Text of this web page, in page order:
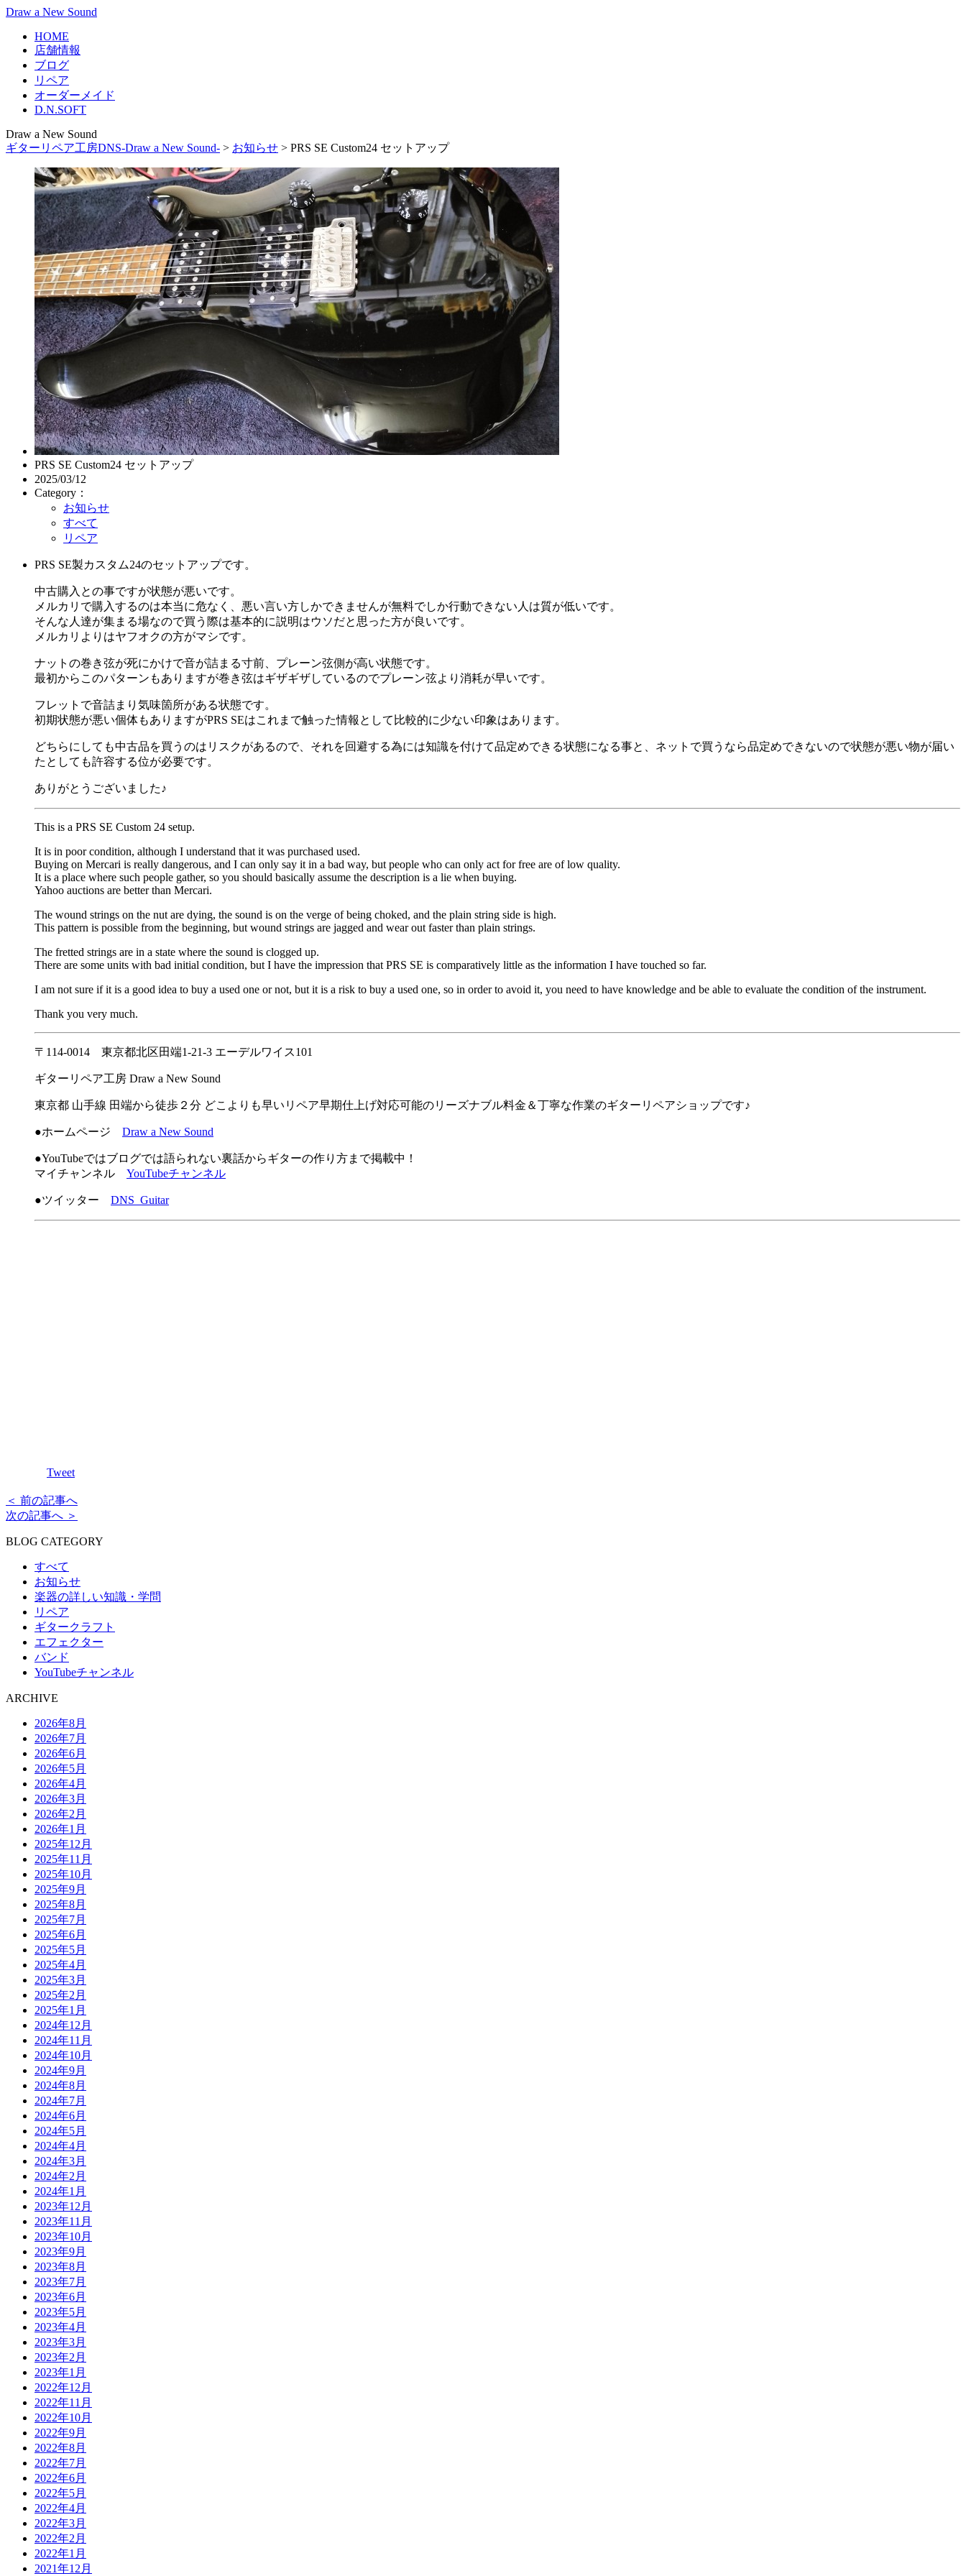
Draw a New Sound
HOME
店舗情報
ブログ
リペア
オーダーメイド
D.N.SOFT
Draw a New Sound
ギターリペア工房DNS-Draw a New Sound- > お知らせ > PRS SE Custom24 セットアップ
PRS SE Custom24 セットアップ
2025/03/12
Category：
お知らせ
すべて
リペア
PRS SE製カスタム24のセットアップです。
中古購入との事ですが状態が悪いです。
メルカリで購入するのは本当に危なく、悪い言い方しかできませんが無料でしか行動できない人は質が低いです。
そんな人達が集まる場なので買う際は基本的に説明はウソだと思った方が良いです。
メルカリよりはヤフオクの方がマシです。
ナットの巻き弦が死にかけで音が詰まる寸前、プレーン弦側が高い状態です。
最初からこのパターンもありますが巻き弦はギザギザしているのでプレーン弦より消耗が早いです。
フレットで音詰まり気味箇所がある状態です。
初期状態が悪い個体もありますがPRS SEはこれまで触った情報として比較的に少ない印象はあります。
どちらにしても中古品を買うのはリスクがあるので、それを回避する為には知識を付けて品定めできる状態になる事と、ネットで買うなら品定めできないので状態が悪い物が届い
たとしても許容する位が必要です。
ありがとうございました♪
This is a PRS SE Custom 24 setup.
It is in poor condition, although I understand that it was purchased used.
Buying on Mercari is really dangerous, and I can only say it in a bad way, but people who can only act for free are of low quality.
It is a place where such people gather, so you should basically assume the description is a lie when buying.
Yahoo auctions are better than Mercari.
The wound strings on the nut are dying, the sound is on the verge of being choked, and the plain string side is high.
This pattern is possible from the beginning, but wound strings are jagged and wear out faster than plain strings.
The fretted strings are in a state where the sound is clogged up.
There are some units with bad initial condition, but I have the impression that PRS SE is comparatively little as the information I have touched so far.
I am not sure if it is a good idea to buy a used one or not, but it is a risk to buy a used one, so in order to avoid it, you need to have knowledge and be able to evaluate the condition of the instrument.
Thank you very much.
〒114-0014 東京都北区田端1-21-3 エーデルワイス101
ギターリペア工房 Draw a New Sound
東京都 山手線 田端から徒歩２分 どこよりも早いリペア早期仕上げ対応可能のリーズナブル料金＆丁寧な作業のギターリペアショップです♪
●ホームページ Draw a New Sound
●YouTubeではブログでは語られない裏話からギターの作り方まで掲載中！
マイチャンネル YouTubeチャンネル
●ツイッター DNS_Guitar
Tweet
＜ 前の記事へ
次の記事へ ＞
BLOG CATEGORY
すべて
お知らせ
楽器の詳しい知識・学問
リペア
ギタークラフト
エフェクター
バンド
YouTubeチャンネル
ARCHIVE
2026年8月
2026年7月
2026年6月
2026年5月
2026年4月
2026年3月
2026年2月
2026年1月
2025年12月
2025年11月
2025年10月
2025年9月
2025年8月
2025年7月
2025年6月
2025年5月
2025年4月
2025年3月
2025年2月
2025年1月
2024年12月
2024年11月
2024年10月
2024年9月
2024年8月
2024年7月
2024年6月
2024年5月
2024年4月
2024年3月
2024年2月
2024年1月
2023年12月
2023年11月
2023年10月
2023年9月
2023年8月
2023年7月
2023年6月
2023年5月
2023年4月
2023年3月
2023年2月
2023年1月
2022年12月
2022年11月
2022年10月
2022年9月
2022年8月
2022年7月
2022年6月
2022年5月
2022年4月
2022年3月
2022年2月
2022年1月
2021年12月